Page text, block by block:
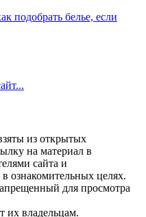
подобрать белье, если
из открытых
на материал в
сайта и
ознакомительных целях.
для просмотра
их владельцам.